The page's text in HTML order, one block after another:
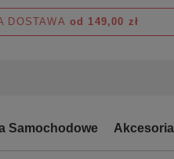
DOSTAWA od 149,00 zł
Samochodowe